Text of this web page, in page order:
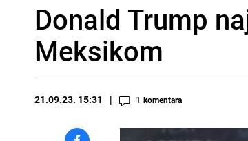
Donald Trump
Meksikom
21.09.23. 15:31 1 komentara